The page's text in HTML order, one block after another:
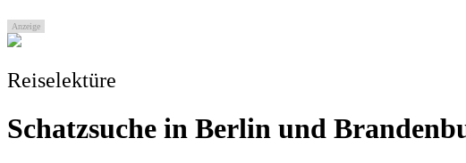
Anzeige
Reiselektüre
Schatzsuche in Berlin und